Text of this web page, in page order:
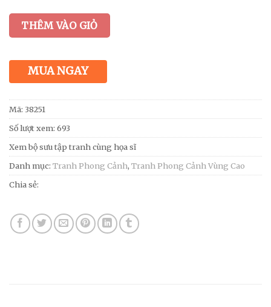
THÊM VÀO GIỎ
MUA NGAY
Mã: 38251
Số lượt xem: 693
Xem bộ sưu tập tranh cùng họa sĩ
Danh mục: Tranh Phong Cảnh, Tranh Phong Cảnh Vùng Cao
Chia sẻ: